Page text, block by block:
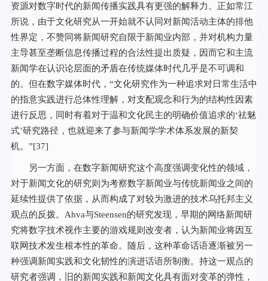
资源对数字时代的新闻传播实践具有更强的解释力。正如常江
所说，由于文化研究从一开始就不认同对新闻活动主体的排他
性界定，不赞同将新闻研究自限于新闻业内部，并对机构力量
主导甚至垄断信息传播过程的合法性提出质疑，因而它和主流
新闻学在认识论层面的矛盾在传统媒体时代几乎是不可调和
的。但在数字媒体时代，“文化研究作为一种追求对日常生活中
的指意实践进行总体性理解，对支配观念和行为的结构性因素
进行反思，同时有着对于温和文化民主的明确价值追求的‘祛魅
式’研究路径，也就迎来了参与新闻学学术体系发展的新契
机。”[37]
另一方面，在数字新闻研究这个高度强调变化性的领域，
对于新闻文化的研究则为考察数字新闻业与传统新闻业之间的
延续性提供了依据，从而构成了对较为激进的技术乌托邦主义
观点的反拨。Ahva与Steensen的研究发现，早期的网络新闻研
究将数字技术视作主要的游戏规则改变者，认为新闻业将因互
联网技术发生根本性的革命。随后，这种革命话语逐渐被另一
种强调新闻实践和文化韧性的演进话语所制衡。持这一观点的
研究者强调，旧的新闻实践和新闻文化具有面对变革的弹性，